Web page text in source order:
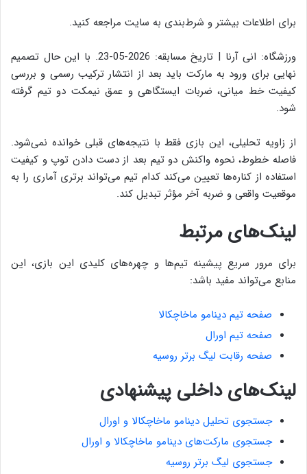
برای اطلاعات بیشتر و شرط‌بندی به سایت مراجعه کنید.
ورزشگاه: انی آرنا | تاریخ مسابقه: 2026-05-23. با این حال تصمیم
نهایی برای ورود به مارکت باید بعد از انتشار ترکیب رسمی و بررسی
کیفیت خط میانی، ضربات ایستگاهی و عمق نیمکت دو تیم گرفته
شود.
از زاویه تحلیلی، این بازی فقط با نتیجه‌های قبلی خوانده نمی‌شود.
فاصله خطوط، نحوه واکنش دو تیم بعد از دست دادن توپ و کیفیت
استفاده از کناره‌ها تعیین می‌کند کدام تیم می‌تواند برتری آماری را به
موقعیت واقعی و ضربه آخر مؤثر تبدیل کند.
لینک‌های مرتبط
برای مرور سریع پیشینه تیم‌ها و چهره‌های کلیدی این بازی، این
منابع می‌تواند مفید باشد:
صفحه تیم دینامو ماخاچکالا
صفحه تیم اورال
صفحه رقابت لیگ برتر روسیه
لینک‌های داخلی پیشنهادی
جستجوی تحلیل دینامو ماخاچکالا و اورال
جستجوی مارکت‌های دینامو ماخاچکالا و اورال
جستجوی لیگ برتر روسیه